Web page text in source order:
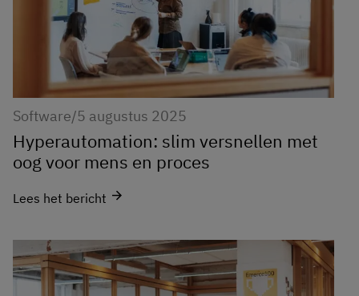
Software/5 augustus 2025
Hyperautomation: slim versnellen met
oog voor mens en proces
Lees het bericht arrow_forward